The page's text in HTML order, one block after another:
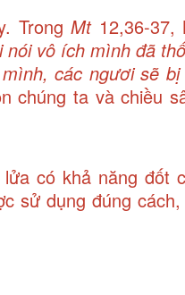
TrongMt12,36-37,
nói vô ích mình đã
các ngươi sẽ bị
chúng ta và chiều
có khả năng đốt
sử dụng đúng